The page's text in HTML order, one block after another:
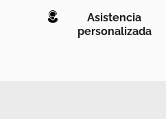
Asistencia
personalizada